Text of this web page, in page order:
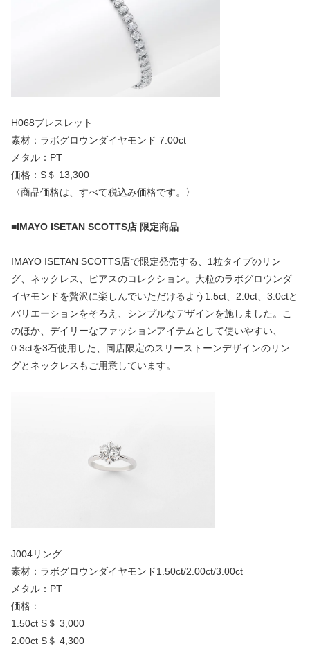
H068ブレスレット
素材：ラボグロウンダイヤモンド 7.00ct
メタル：PT
価格：S＄ 13,300
〈商品価格は、すべて税込み価格です。〉
■IMAYO ISETAN SCOTTS店 限定商品
IMAYO ISETAN SCOTTS店で限定発売する、1粒タイプのリン
グ、ネックレス、ピアスのコレクション。大粒のラボグロウンダ
イヤモンドを贅沢に楽しんでいただけるよう1.5ct、2.0ct、3.0ctと
バリエーションをそろえ、シンプルなデザインを施しました。こ
のほか、デイリーなファッションアイテムとして使いやすい、
0.3ctを3石使用した、同店限定のスリーストーンデザインのリン
グとネックレスもご用意しています。
J004リング
素材：ラボグロウンダイヤモンド1.50ct/2.00ct/3.00ct
メタル：PT
価格：
1.50ct S＄ 3,000
2.00ct S＄ 4,300